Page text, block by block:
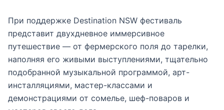
При поддержке Destination NSW фестиваль
представит двухдневное иммерсивное
путешествие — от фермерского поля до тарелки,
наполняя его живыми выступлениями, тщательно
подобранной музыкальной программой, арт-
инсталляциями, мастер-классами и
демонстрациями от сомелье, шеф-поваров и